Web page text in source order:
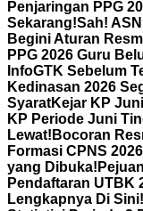
Penjaringan PPG
Sekarang!Sah!
Begini Aturan
PPG 2026 Guru
InfoGTK Sebelum
Kedinasan 2026
SyaratKejar KP
KP Periode Juni
Lewat! Bocoran
Formasi CPNS
yang Dibuka!
Pendaftaran UTBK
Lengkapnya Di Sini!